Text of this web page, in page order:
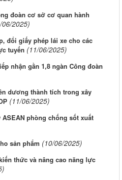
đoàn cơ sở cơ quan hành
06/2025)
đổi giấy phép lái xe cho các
tuyến (11/06/2025)
nhận gần 1,8 ngàn Công đoàn
dương thành tích trong xây
(11/06/2025)
phòng chống sốt xuất
sản phẩm (10/06/2025)
thức và nâng cao năng lực